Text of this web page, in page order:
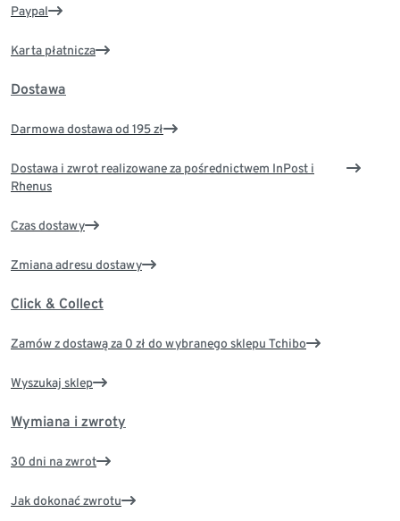
Paypal
Karta płatnicza
Dostawa
Darmowa dostawa od 195 zł
Dostawa i zwrot realizowane za pośrednictwem InPost i
Rhenus
Czas dostawy
Zmiana adresu dostawy
Click & Collect
Zamów z dostawą za 0 zł do wybranego sklepu Tchibo
Wyszukaj sklep
Wymiana i zwroty
30 dni na zwrot
Jak dokonać zwrotu